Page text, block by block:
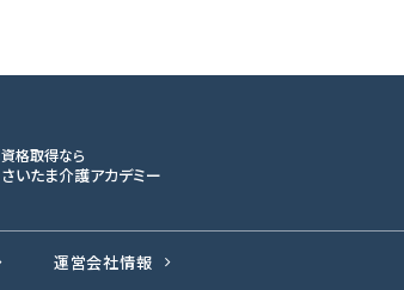
資格取得なら
さいたま介護アカデミー
運営会社情報